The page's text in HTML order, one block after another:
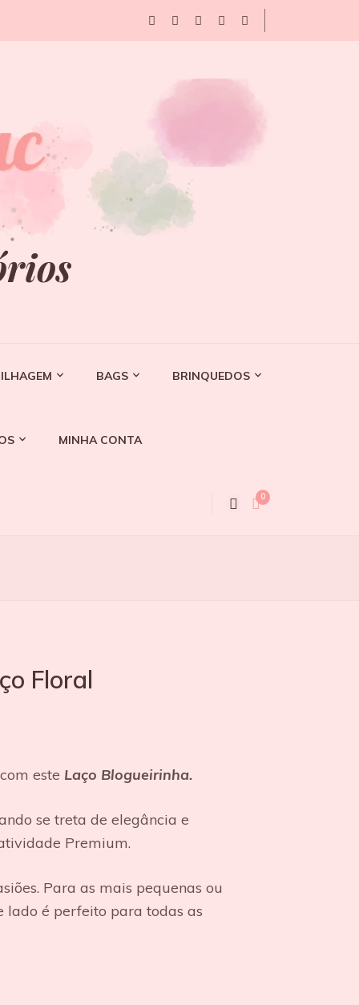
BAGS BRINQUEDOS
MINHA CONTA
0
Floral
este Laço Blogueirinha.
se treta de elegância e
Premium.
Para as mais pequenas ou
lado é perfeito para todas as